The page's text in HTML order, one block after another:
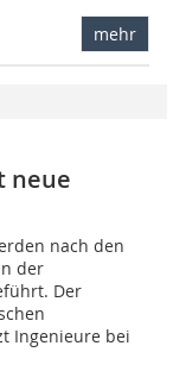
mehr
neue
nach den
der
Der
Ingenieure bei